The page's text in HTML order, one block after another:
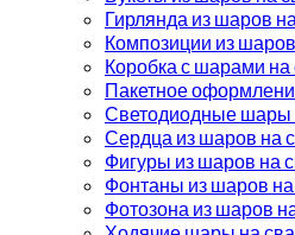
Гирлянда из шаров
Композиции из
Коробка с шарами на
Пакетное
Светодиодные шары
Сердца из шаров на
Фигуры из шаров на
Фонтаны из шаров
Фотозона из шаров